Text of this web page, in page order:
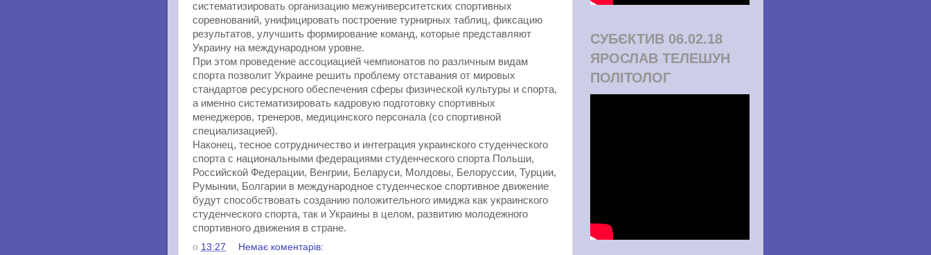
систематизировать организацию межуниверситетских спортивных
соревнований, унифицировать построение турнирных таблиц, фиксацию
результатов, улучшить формирование команд, которые представляют
Украину на международном уровне.
При этом проведение ассоциацией чемпионатов по различным видам
спорта позволит Украине решить проблему отставания от мировых
стандартов ресурсного обеспечения сферы физической культуры и спорта,
а именно систематизировать кадровую подготовку спортивных
менеджеров, тренеров, медицинского персонала (со спортивной
специализацией).
Наконец, тесное сотрудничество и интеграция украинского студенческого
спорта с национальными федерациями студенческого спорта Польши,
Российской Федерации, Венгрии, Беларуси, Молдовы, Белоруссии, Турции,
Румынии, Болгарии в международное студенческое спортивное движение
будут способствовать созданию положительного имиджа как украинского
студенческого спорта, так и Украины в целом, развитию молодежного
спортивного движения в стране.
о 13:27 Немає коментарів:
СУБЄКТИВ 06.02.18
ЯРОСЛАВ ТЕЛЕШУН
ПОЛІТОЛОГ